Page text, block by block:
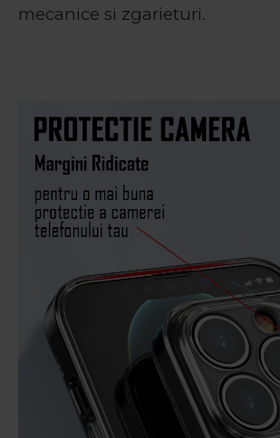
mecanice si zgarieturi.